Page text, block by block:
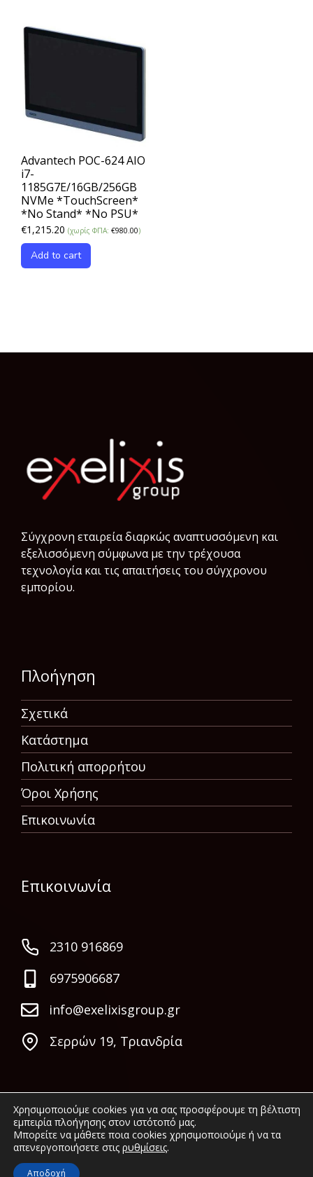
Advantech POC-624 AIO
i7-
1185G7E/16GB/256GB
NVMe *TouchScreen*
*No Stand* *No PSU*
€1,215.20 (χωρίς ΦΠΑ: €980.00)
Add to cart
Σύγχρονη εταιρεία διαρκώς αναπτυσσόμενη και
εξελισσόμενη σύμφωνα µε την τρέχουσα
τεχνολογία και τις απαιτήσεις του σύγχρονου
εμπορίου.
Πλοήγηση
Σχετικά
Κατάστημα
Πολιτική απορρήτου
Όροι Χρήσης
Επικοινωνία
Επικοινωνία
2310 916869
6975906687
info@exelixisgroup.gr
Σερρών 19, Τριανδρία
© 2022 Exelixis Group. All rights reserved.
Χρησιμοποιούμε cookies για να σας προσφέρουμε τη βέλτιστη
εμπειρία πλοήγησης στον ιστότοπό μας.
Μπορείτε να μάθετε ποια cookies χρησιμοποιούμε ή να τα
απενεργοποιήσετε στις ρυθμίσεις.
Αποδοχή